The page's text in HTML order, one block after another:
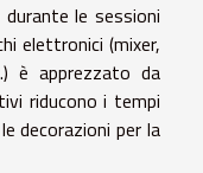
le sessioni
elettronici (mixer,
è apprezzato da
riducono i tempi
decorazioni per la